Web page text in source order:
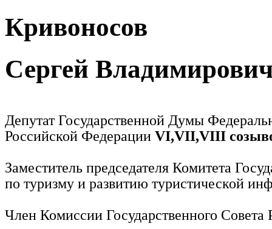
Кривоносов
Сергей
Депутат Государственной Думы
Российской Федерации VI,VII,VIII
Заместитель председателя Комитета
по туризму и развитию туристической
Член Комиссии Государственного